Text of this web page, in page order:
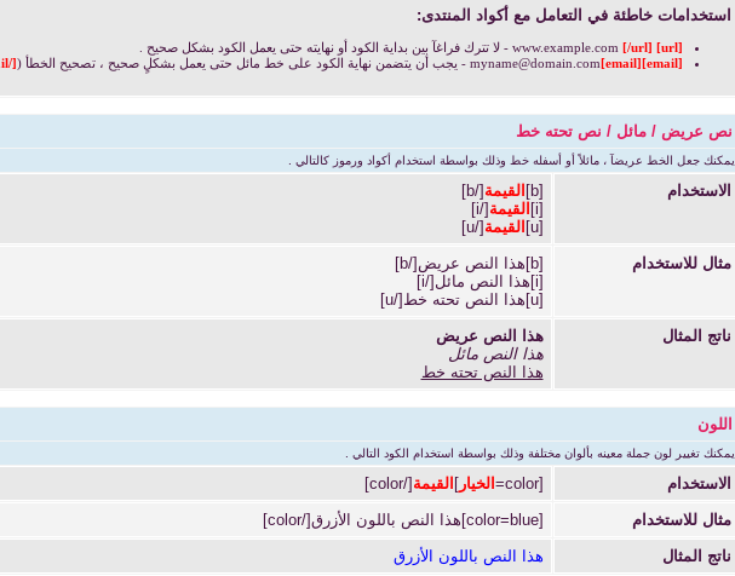
استخدامات خاطئة في التعامل مع أكواد المنتدى:
[url]
[/url]
- لا تترك فراغآ بين بداية الكود أو نهايته حتى يعمل الكود بشكل صحيح .
[email]
myname@domain.com [email] - يجب أن يتضمن نهاية الكود على خط مائل حتى يعمل بشكلٍ صحيح ، تصحيح الخطأ ([/email]
نص عريض / مائل / نص تحته خط
يمكنك جعل الخط عريضآ ، مائلاً أو أسفله خط وذلك بواسطة استخدام أكواد ورموز كالتالي .
الاستخدام [b] القيمة [/b]
[i]
القيمة [/i]
[u]
القيمة [/u]
مثال للاستخدام
[b]هذا النص عريض[/b]
[i]هذا النص مائل[/i]
[u]هذا النص تحته خط[/u]
ناتج المثال
هذا النص عريض
هذا النص مائل
هذا النص تحته خط
اللون
يمكنك تغيير لون جملة معينه بألوان مختلفة وذلك بواسطة استخدام الكود التالي .
الاستخدام [color= الخيار] القيمة [/color]
مثال للاستخدام
[color=blue]هذا النص باللون الأزرق[/color]
ناتج المثال
هذا النص باللون الأزرق